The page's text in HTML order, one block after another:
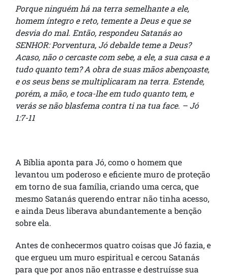
Porque ninguém há na terra semelhante a ele,
homem íntegro e reto, temente a Deus e que se
desvia do mal. Então, respondeu Satanás ao
SENHOR: Porventura, Jó debalde teme a Deus?
Acaso, não o cercaste com sebe, a ele, a sua casa e a
tudo quanto tem? A obra de suas mãos abençoaste,
e os seus bens se multiplicaram na terra. Estende,
porém, a mão, e toca-lhe em tudo quanto tem, e
verás se não blasfema contra ti na tua face. – Jó
1:7-11
A Bíblia aponta para Jó, como o homem que
levantou um poderoso e eficiente muro de proteção
em torno de sua família, criando uma cerca, que
mesmo Satanás querendo entrar não tinha acesso,
e ainda Deus liberava abundantemente a benção
sobre ela.
Antes de conhecermos quatro coisas que Jó fazia, e
que ergueu um muro espiritual e cercou Satanás
para que por anos não entrasse e destruísse sua